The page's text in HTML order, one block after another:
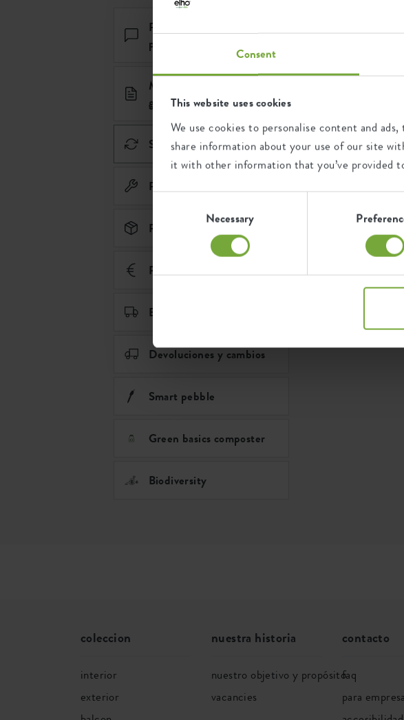
Consent
This website uses cookies
We use cookies to personalise content and
share information about your use of our site
it with other information that you’ve provided
Necessary
Preguntas sobre los
productos
Mantenimiento y
garantia
Sostenibilidad
Piezas de recambio
Pedidos
Pago
Envío y entrega
Devoluciones y cambios
Smart pebble
Green basics composter
Biodiversity
¿Por qué elho
¿Qué recicla
coleccion
interior
exterior
nuestra historia
nuestro objetivo y propósito
vacancies
contacto
faq
para